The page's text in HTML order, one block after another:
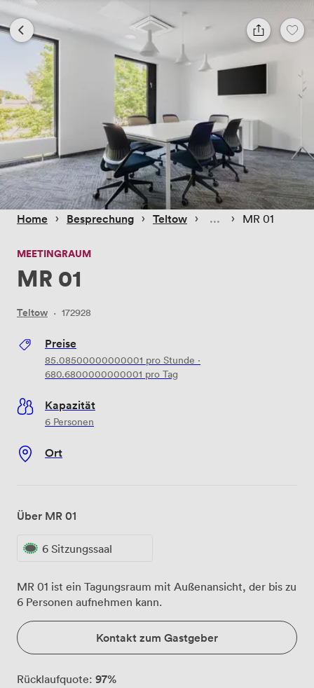
Home › Besprechung › Teltow › › MR 01
MEETINGRAUM
MR 01
Teltow · 172928
Preise
85.08500000000001 pro Stunde ·
680.6800000000001 pro Tag
Kapazität
6 Personen
Ort
Über MR 01
6 Sitzungssaal
MR 01 ist ein Tagungsraum mit Außenansicht, der bis zu
6 Personen aufnehmen kann.
Kontakt zum Gastgeber
Rücklaufquote: 97%